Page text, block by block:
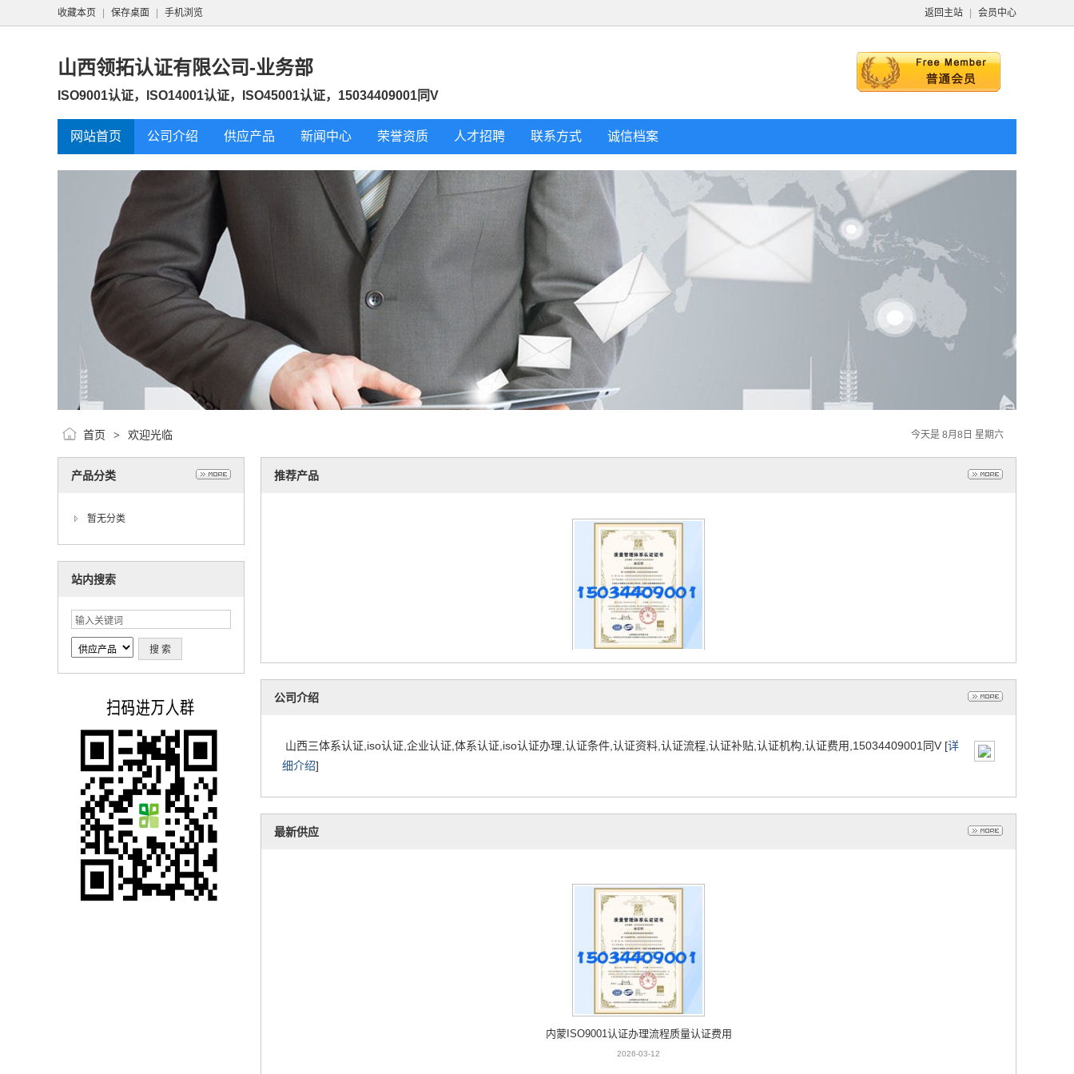
返回主站 会员中心
收藏本页 保存桌面 手机浏览
山西领拓认证有限公司-业务部
ISO9001认证，ISO14001认证，ISO45001认证，15034409001同V
网站首页 公司介绍 供应产品 新闻中心 荣誉资质 人才招聘 联系方式 诚信档案
今天是 8月8日 星期六
首页 > 欢迎光临
产品分类
暂无分类
站内搜索
推荐产品
2026-03-12
公司介绍
山西三体系认证,iso认证,企业认证,体系认证,iso认证办理,认证条件,认证资料,认证流程,认证补贴,认证机构,认证费用,15034409001同V [详
细介绍]
最新供应
内蒙ISO9001认证办理流程质量认证费用
2026-03-12